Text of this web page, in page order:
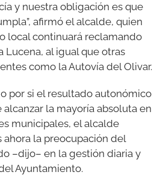
y nuestra obligación es que
afirmó el alcalde, quien
local continuará reclamando
Lucena, al igual que otras
como la Autovía del Olivar.
por si el resultado autonómico
la mayoría absoluta en
municipales, el alcalde
ahora la preocupación del
–dijo– en la gestión diaria y
Ayuntamiento.